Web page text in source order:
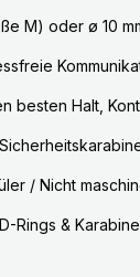
M) oder ø 10
Halt,
/ Nicht
&